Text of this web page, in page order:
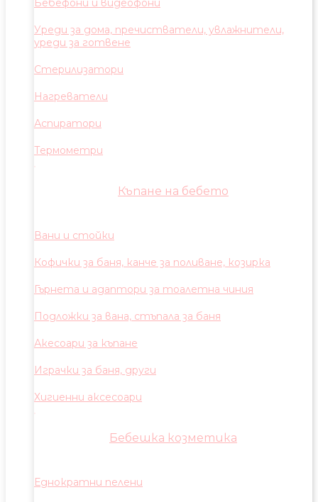
Бебефони и видеофони
Уреди за дома, пречистватели, увлажнители,
уреди за готвене
Стерилизатори
Нагреватели
Аспиратори
Термометри
Къпане на бебето
Вани и стойки
Кофички за баня, канче за поливане, козирка
Гърнета и адаптори за тоалетна чиния
Подложки за вана, стъпала за баня
Акесоари за къпане
Играчки за баня, други
Хигиенни аксесоари
Бебешка козметика
Еднократни пелени